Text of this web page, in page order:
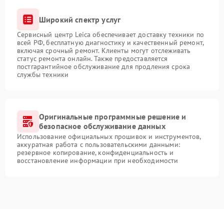
Широкий спектр услуг
Сервисный центр Leica обеспечивает доставку техники по
всей РФ, бесплатную диагностику и качественный ремонт,
включая срочный ремонт. Клиенты могут отслеживать
статус ремонта онлайн. Также предоставляется
постгарантийное обслуживание для продления срока
службы техники
Оригинальные программные решение и
безопасное обслуживание данных
Использование официальных прошивок и инструментов,
аккуратная работа с пользовательскими данными:
резервное копирование, конфиденциальность и
восстановление информации при необходимости